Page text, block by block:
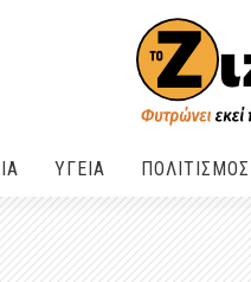
ΥΓΕΙΑ ΠΟΛΙΤΙΣΜΟΣ